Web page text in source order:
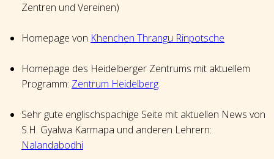
Zentren und Vereinen)
Homepage von Khenchen Thrangu Rinpotsche
Homepage des Heidelberger Zentrums mit aktuellem
Programm: Zentrum Heidelberg
Sehr gute englischspachige Seite mit aktuellen News von
S.H. Gyalwa Karmapa und anderen Lehrern:
Nalandabodhi